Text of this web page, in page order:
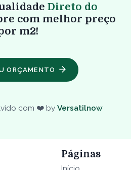
Direto do
com melhor preço
m2!
ORÇAMENTO
com ❤️ by Versatilnow
Páginas